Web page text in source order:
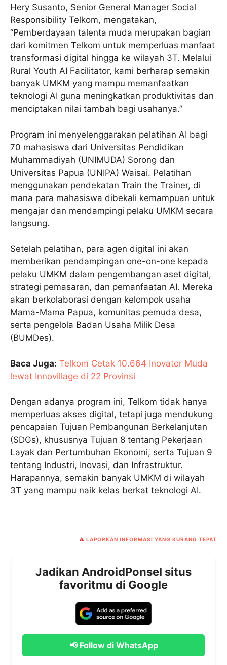
Hery Susanto, Senior General Manager Social
Responsibility Telkom, mengatakan,
“Pemberdayaan talenta muda merupakan bagian
dari komitmen Telkom untuk memperluas manfaat
transformasi digital hingga ke wilayah 3T. Melalui
Rural Youth AI Facilitator, kami berharap semakin
banyak UMKM yang mampu memanfaatkan
teknologi AI guna meningkatkan produktivitas dan
menciptakan nilai tambah bagi usahanya.”
Program ini menyelenggarakan pelatihan AI bagi
70 mahasiswa dari Universitas Pendidikan
Muhammadiyah (UNIMUDA) Sorong dan
Universitas Papua (UNIPA) Waisai. Pelatihan
menggunakan pendekatan Train the Trainer, di
mana para mahasiswa dibekali kemampuan untuk
mengajar dan mendampingi pelaku UMKM secara
langsung.
Setelah pelatihan, para agen digital ini akan
memberikan pendampingan one-on-one kepada
pelaku UMKM dalam pengembangan aset digital,
strategi pemasaran, dan pemanfaatan AI. Mereka
akan berkolaborasi dengan kelompok usaha
Mama-Mama Papua, komunitas pemuda desa,
serta pengelola Badan Usaha Milik Desa
(BUMDes).
Baca Juga: Telkom Cetak 10.664 Inovator Muda
lewat Innovillage di 22 Provinsi
Dengan adanya program ini, Telkom tidak hanya
memperluas akses digital, tetapi juga mendukung
pencapaian Tujuan Pembangunan Berkelanjutan
(SDGs), khususnya Tujuan 8 tentang Pekerjaan
Layak dan Pertumbuhan Ekonomi, serta Tujuan 9
tentang Industri, Inovasi, dan Infrastruktur.
Harapannya, semakin banyak UMKM di wilayah
3T yang mampu naik kelas berkat teknologi AI.
⚠️ LAPORKAN INFORMASI YANG KURANG TEPAT
Jadikan AndroidPonsel situs
favoritmu di Google
📢 Follow di WhatsApp